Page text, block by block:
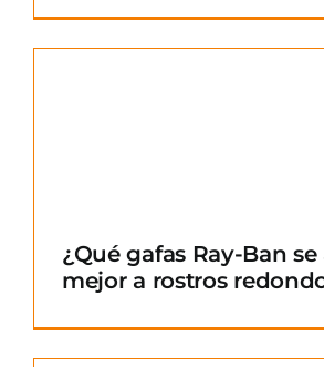
¿Qué gafas Ray-Ban
mejor a rostros